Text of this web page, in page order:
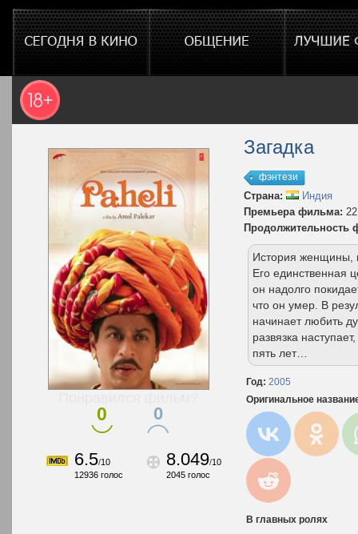
0 0
6.5/10
12936 голос
8.049/10
2045 голос
Загадка
фэнтези
Страна:
Индия
Премьера фильма:
Продолжительность
История женщины,
Его единственная
он надолго
что он умер. В
начинает любить
развязка
пять лет…
Год: 2005
Оригинальное
В главных ролях